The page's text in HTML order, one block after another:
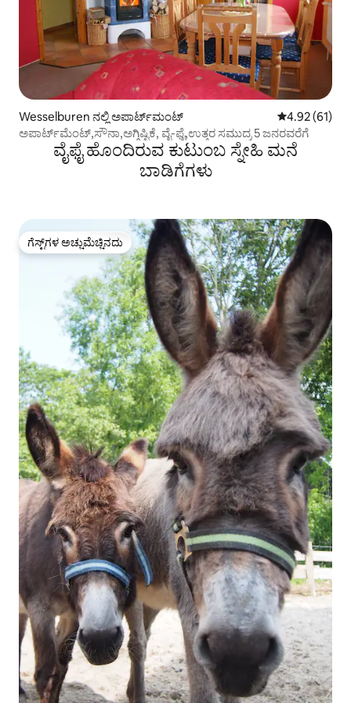
Wesselburen ನಲ್ಲಿ ಅಪಾರ್ಟ್‌ಮಂಟ್ 5 ರಲ್ಲಿ 4.92
4.92 (61)
ಅಪಾರ್ಟ್‌ಮೆಂಟ್,ಸೌನಾ,ಅಗ್ಗಿಷ್ಟಿಕೆ, ವೈ-ಫೈ,ಉತ್ತರ ಸಮುದ್ರ 5 ಜನರವರೆಗೆ
ವೈಫೈ ಹೊಂದಿರುವ ಕುಟುಂಬ ಸ್ನೇಹಿ ಮನೆ
ಬಾಡಿಗೆಗಳು
ಗೆಸ್ಟ್‌ಗಳ ಅಚ್ಚುಮೆಚ್ಚಿನದು
ಗೆಸ್ಟ್‌ಗಳ ಅಚ್ಚುಮೆಚ್ಚಿನದು